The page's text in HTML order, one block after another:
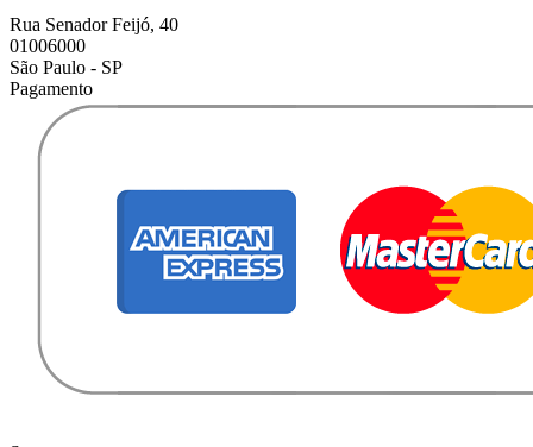
Rua Senador Feijó, 40
01006000
São Paulo - SP
Pagamento